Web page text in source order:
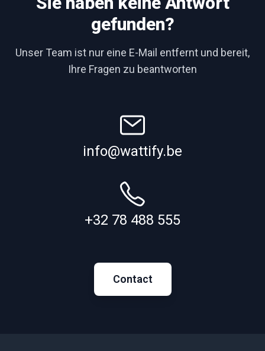
gefunden?
Unser Team ist nur eine E-Mail entfernt und bereit,
Ihre Fragen zu beantworten
info@wattify.be
+32 78 488 555
Contact